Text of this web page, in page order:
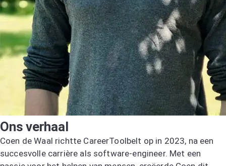
Ons verhaal
Coen de Waal richtte CareerToolbelt op in 2023, na een
succesvolle carrière als software-engineer. Met een